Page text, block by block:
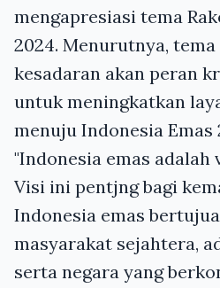
mengapresiasi tema
2024. Menurutnya,
kesadaran akan peran
untuk meningkatkan
menuju Indonesia Emas
"Indonesia emas adalah
Visi ini pentjng bagi
Indonesia emas
masyarakat sejahtera,
serta negara yang